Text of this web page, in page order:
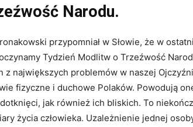
Narodu.
przypomniał w Słowie, że w
Tydzień Modlitw o Trzeźwość
z największych problemów w naszej
fizyczne i duchowe Polaków. Powodują
jak również ich bliskich. To
życia człowieka. Uzależnienie jednej